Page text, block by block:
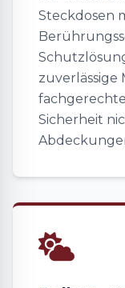
Steckdosen
zuverlässige
Sicherheit